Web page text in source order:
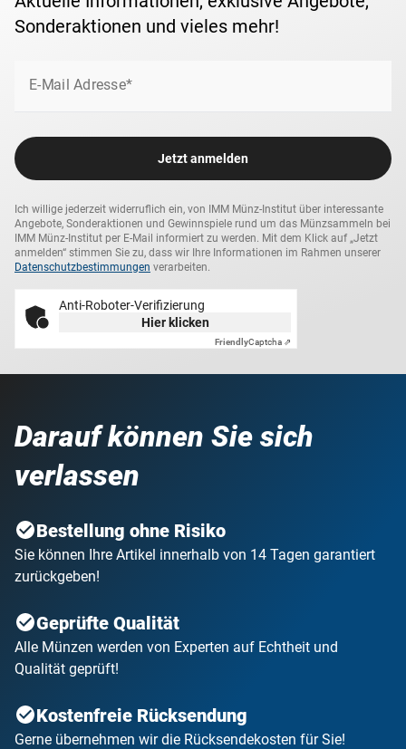
welche Ihnen mit einerPreisersparnis von jeweils10,00 €
also um nur124,90 €(statt134,90 €im Einzelverkauf) in
Hause geschickt werden. So sammeln Sie Ihre Kollektion
können Sie selbstverständlich jederzeit pausieren oder
ganz beenden - ein Anruf oder eine kurze E-Mail genügt!
Goldes - sichern Sie sich jetzt Ihre Kollektion!
stilvollen Aufbewahrung sowie ein Echtheits-Zertifikat zu
jeder Ausgabe!
Die Kollektion "Altes Ägypten" ist weltweit auf nur 9.999
Sonderaktionen und vieles mehr!
E-Mail Adresse*
Jetzt anmelden
Ich willige jederzeit widerruflich ein, von IMM Münz-Institut über interessante
Angebote, Sonderaktionen und Gewinnspiele rund um das Münzsammeln bei
IMM Münz-Institut per E-Mail informiert zu werden. Mit dem Klick auf „Jetzt
anmelden“ stimmen Sie zu, dass wir Ihre Informationen im Rahmen unserer
Datenschutzbestimmungen verarbeiten.
Anti-Roboter-Verifizierung
Hier klicken
FriendlyCaptcha ⇗
Darauf können Sie sich
verlassen
Bestellung ohne Risiko
Sie können Ihre Artikel innerhalb von 14 Tagen garantiert
zurückgeben!
Geprüfte Qualität
Alle Münzen werden von Experten auf Echtheit und
Qualität geprüft!
Kostenfreie Rücksendung
Gerne übernehmen wir die Rücksendekosten für Sie!